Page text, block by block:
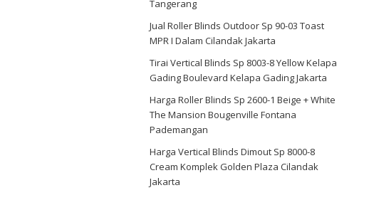
Tangerang
Jual Roller Blinds Outdoor Sp 90-03 Toast
MPR I Dalam Cilandak Jakarta
Tirai Vertical Blinds Sp 8003-8 Yellow Kelapa
Gading Boulevard Kelapa Gading Jakarta
Harga Roller Blinds Sp 2600-1 Beige + White
The Mansion Bougenville Fontana
Pademangan
Harga Vertical Blinds Dimout Sp 8000-8
Cream Komplek Golden Plaza Cilandak
Jakarta